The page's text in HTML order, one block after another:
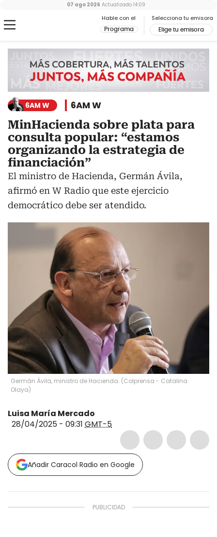
Hable con el
Programa
Selecciona tu emisora
Elige tu emisora
07 ago 2026 Actualizado 14:09
6AM W 6AM W
MinHacienda sobre plata para
consulta popular: “estamos
organizando la estrategia de
financiación”
El ministro de Hacienda, Germán Ávila,
afirmó en W Radio que este ejercicio
democrático debe ser atendido.
Germán Ávila, ministro de Hacienda. (Colprensa - Catalina
Olaya)
Luisa María Mercado
28/04/2025 - 09:31 GMT-5
Añadir Caracol Radio en Google